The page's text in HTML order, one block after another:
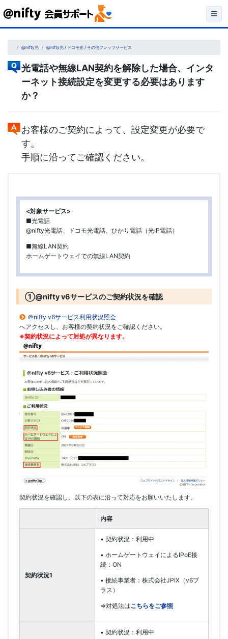
Skip
content @nifty光 @nifty光 / ドコモ光 / その他フレッツサービス
光電話や無線LAN契約を解除した場合、インタ
ーネット接続設定を変更する必要はあります
か？
お客様のご契約によって、設定変更が必要で
す。
手順に沿ってご確認ください。
<対象サービス>
■光電話
@nifty光電話、ドコモ光電話、ひかり電話（光IP電話）
■無線LAN契約
ホームゲートウェイでの無線LAN契約
①@nifty v6サービスのご契約状況を確認
＠nifty v6サービス利用状況照会
へアクセスし、お客様の契約状況をご確認ください。
※契約状況によって対処が異なります。
契約状況を確認し、以下の表に沿って対応をお願いいたします。
内容
契約状況1
• 契約状況：利用中
• ホームゲートウェイによるIPoE接
続：ON
• 接続事業者：株式会社JPIX（v6プ
ラス）
⇒対処法はこちらをご参照
• 契約状況：利用中